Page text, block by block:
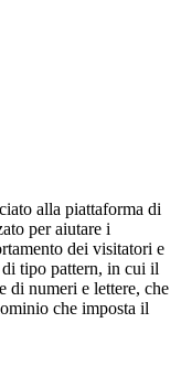
alla piattaforma di
per aiutare i
dei visitatori e
tipo pattern, in cui il
di numeri e lettere, che
che imposta il